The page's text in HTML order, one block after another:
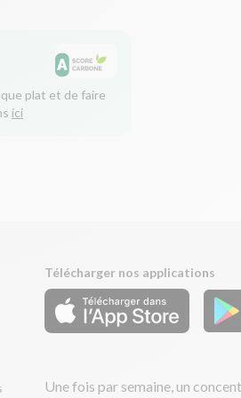
plat et de faire
ici
Télécharger nos applications
Une fois par semaine, un